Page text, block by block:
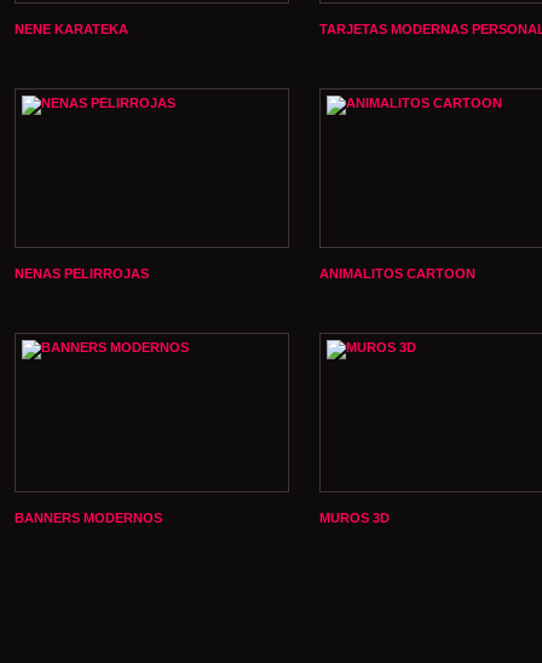
NENE KARATEKA TARJETAS MODERNAS
NENAS PELIRROJAS ANIMALITOS CARTOON
BANNERS MODERNOS MUROS 3D